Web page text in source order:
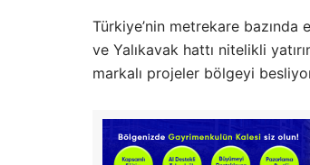
Türkiye’nin metrekare bazında
ve Yalıkavak hattı nitelikli
markalı projeler bölgeyi